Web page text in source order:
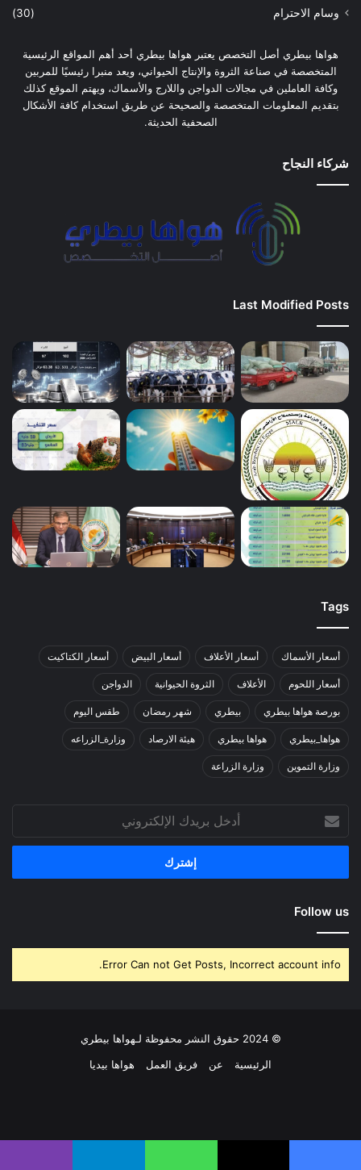
وسام الاحترام (30)
هواها بيطري أصل التخصص يعتبر هواها بيطري أحد أهم المواقع الرئيسية
المتخصصة في صناعة الثروة والإنتاج الحيواني، ويعد منبرا رئيسيًا للمربين
وكافة العاملين في مجالات الدواجن واللارج والأسماك، ويهتم الموقع كذلك
بتقديم المعلومات المتخصصة والصحيحة عن طريق استخدام كافة الأشكال
الصحفية الحديثة.
شركاء النجاح
Last Modified Posts
Tags
أسعار الأسماك أسعار الأعلاف أسعار البيض أسعار الكتاكيت
أسعار اللحوم الأعلاف الثروة الحيوانية الدواجن
بورصة هواها بيطري بيطري شهر رمضان طقس اليوم
هواها_بيطري هواها بيطري هيئة الارصاد وزارة_الزراعه
وزارة التموين وزارة الزراعة
بريدك
الإلكتروني
Follow us
Error Can not Get Posts, Incorrect account info.
© 2024 حقوق النشر محفوظة لـهواها بيطري
الرئيسية
عن فريق العمل هواها بيديا